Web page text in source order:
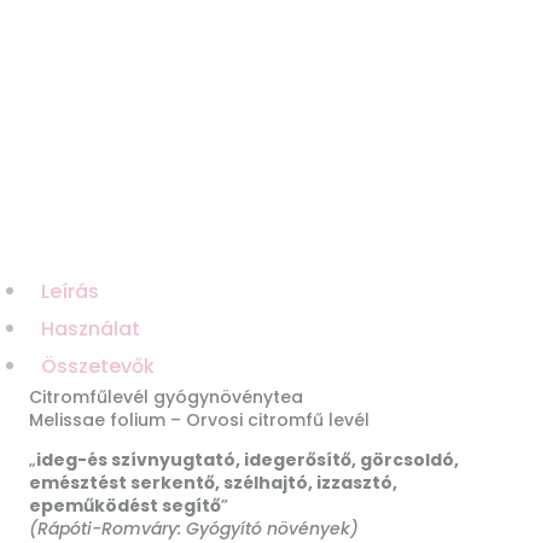
Leírás
Használat
Összetevők
Citromfűlevél gyógynövénytea
Melissae folium – Orvosi citromfű levél
„ideg-és szívnyugtató, idegerősítő, görcsoldó,
emésztést serkentő, szélhajtó, izzasztó,
epeműködést segítő”
(Rápóti-Romváry: Gyógyító növények)